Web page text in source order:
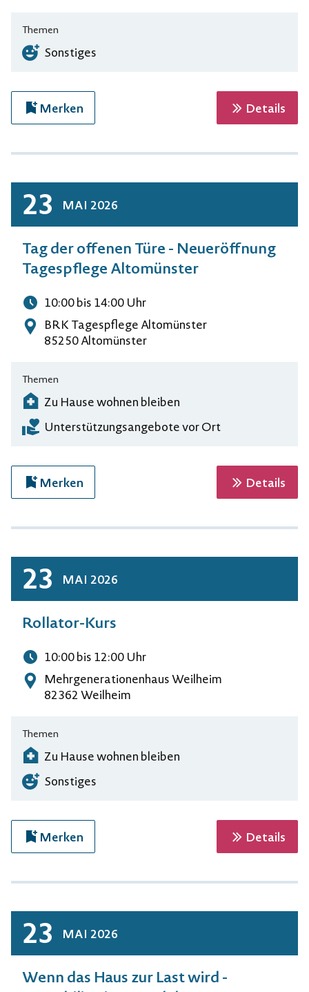
Themen
Sonstiges
Merken Details
Tag der offenen Türe - Neueröffnung
Tagespflege Altomünster
23 MAI 2026
Uhrzeit
10:00bis 14:00 Uhr
Adresse
BRK Tagespflege Altomünster
85250 Altomünster
Themen
Zu Hause wohnen bleiben
Unterstützungsangebote vor Ort
Merken Details
Rollator-Kurs
23 MAI 2026
Uhrzeit
10:00bis 12:00 Uhr
Adresse
Mehrgenerationenhaus Weilheim
82362 Weilheim
Themen
Zu Hause wohnen bleiben
Sonstiges
Merken Details
Wenn das Haus zur Last wird -
23 MAI 2026